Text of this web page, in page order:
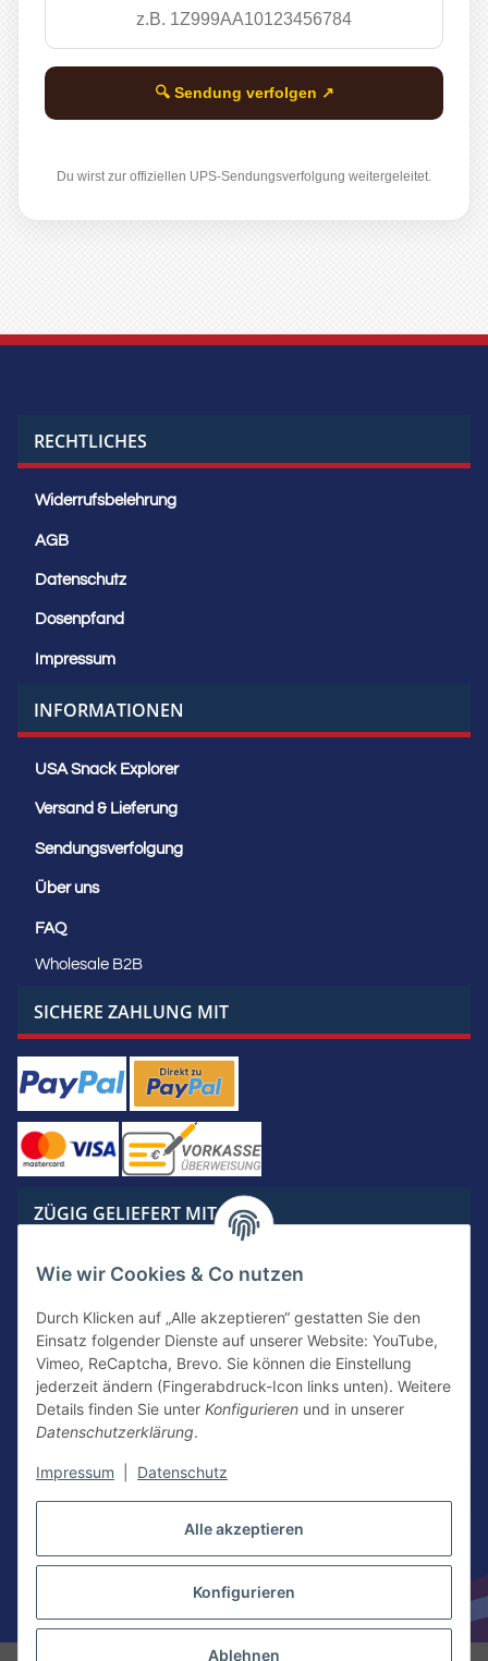
Alle akzeptieren
Konfigurieren
Ablehnen
Wie wir Cookies & Co nutzen
Durch Klicken auf „Alle akzeptieren“ gestatten Sie den
Einsatz folgender Dienste auf unserer Website: YouTube,
Vimeo, ReCaptcha, Brevo. Sie können die Einstellung
jederzeit ändern (Fingerabdruck-Icon links unten). Weitere
Details finden Sie unter Konfigurieren und in unserer
Datenschutzerklärung.
Impressum Datenschutz
🔍 Sendung verfolgen ↗
Du wirst zur offiziellen UPS-Sendungsverfolgung weitergeleitet.
RECHTLICHES
Widerrufsbelehrung
AGB
Datenschutz
Dosenpfand
Impressum
INFORMATIONEN
USA Snack Explorer
Versand & Lieferung
Sendungsverfolgung
Über uns
FAQ
Wholesale B2B
SICHERE ZAHLUNG MIT
ZÜGIG GELIEFERT MIT
KONTAKTIERE UNS